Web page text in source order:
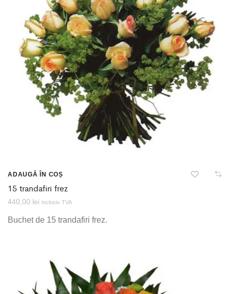
ADAUGĂ ÎN COȘ
15 trandafiri frez
440,00 lei inclusiv TVA
Buchet de 15 trandafiri frez.